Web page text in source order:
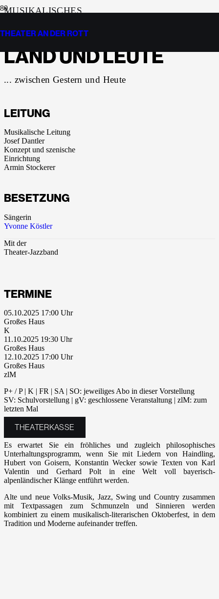
THEATER AN DER ROTT
MUSIKALISCHES
LAND UND LEUTE
... zwischen Gestern und Heute
LEITUNG
Musikalische Leitung
Josef Dantler
Konzept und szenische
Einrichtung
Armin Stockerer
BESETZUNG
Sängerin
Yvonne Köstler
Mit der
Theater-Jazzband
TERMINE
05.10.2025 17:00
Großes Haus
K
11.10.2025 19:30
Großes Haus
12.10.2025 17:00
Großes Haus
zlM
P+ / P | K | FR | SA | SO: jeweiliges Abo in dieser Vorstellung
SV: Schulvorstellung | gV: geschlossene Veranstaltung | zlM: zum
letzten Mal
THEATERKASSE
Es erwartet Sie ein fröhliches und zugleich philosophisches
Unterhaltungsprogramm, wenn Sie mit Liedern von Haindling,
Hubert von Goisern, Konstantin Wecker sowie Texten von Karl
Valentin und Gerhard Polt in eine Welt voll bayerisch-
alpenländischer Klänge entführt werden.
Alte und neue Volks-Musik, Jazz, Swing und Country zusammen
mit Textpassagen zum Schmunzeln und Sinnieren werden
kombiniert zu einem musikalisch-literarischen Oktoberfest, in dem
Tradition und Moderne aufeinander treffen.